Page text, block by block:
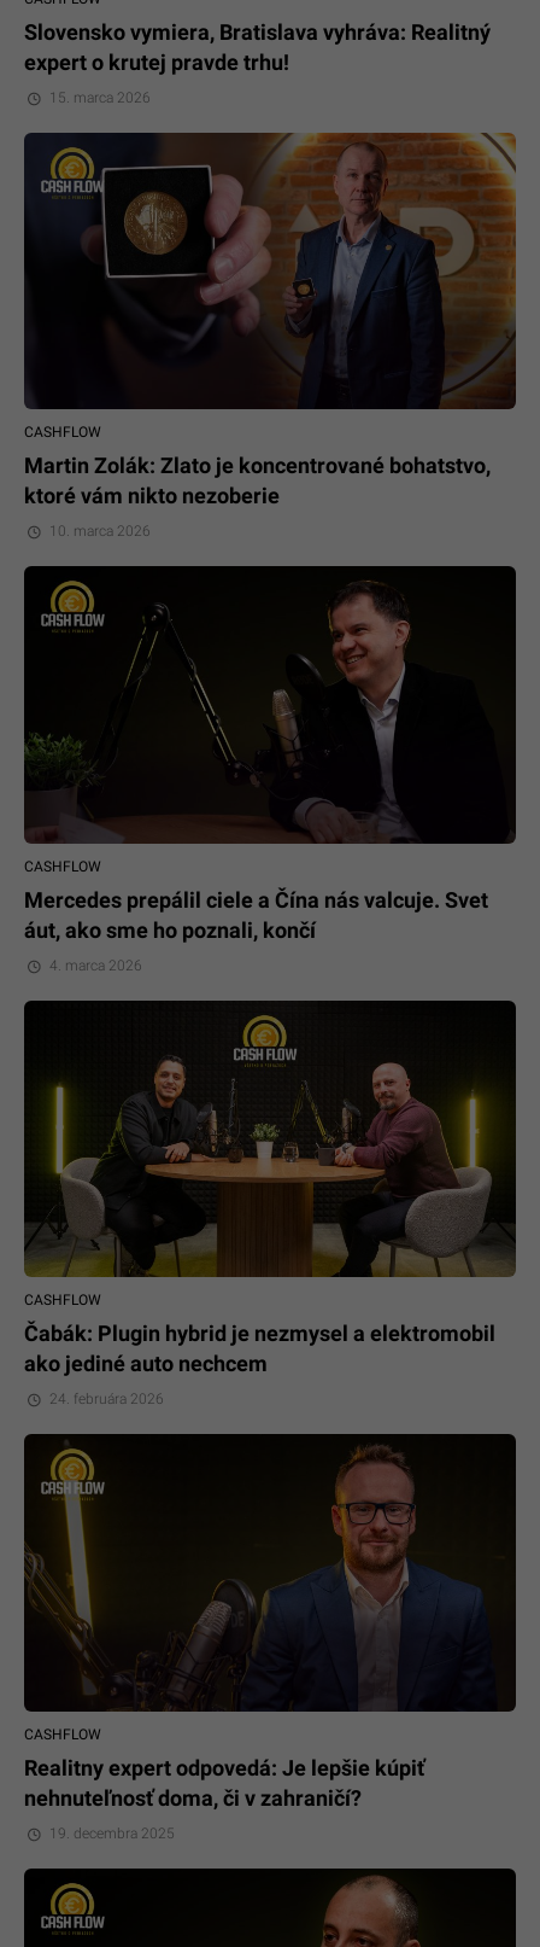
Slovensko vymiera, Bratislava vyhráva: Realitný
expert o krutej pravde trhu!
15. marca 2026
CASHFLOW
Martin Zolák: Zlato je koncentrované bohatstvo,
ktoré vám nikto nezoberie
10. marca 2026
CASHFLOW
Mercedes prepálil ciele a Čína nás valcuje. Svet
áut, ako sme ho poznali, končí
4. marca 2026
CASHFLOW
Čabák: Plugin hybrid je nezmysel a elektromobil
ako jediné auto nechcem
24. februára 2026
CASHFLOW
Realitny expert odpovedá: Je lepšie kúpiť
nehnuteľnosť doma, či v zahraničí?
19. decembra 2025